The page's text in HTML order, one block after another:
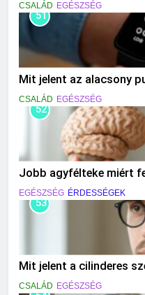
CSALÁD EGÉSZSÉG
51
Mit jelent az alacsony
CSALÁD EGÉSZSÉG
52
Jobb agyfélteke miért
EGÉSZSÉG ÉRDESSÉGEK
53
Mit jelent a cilinderes
CSALÁD EGÉSZSÉG